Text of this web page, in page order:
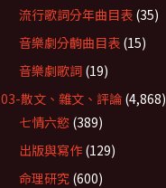
流行歌詞分年曲目表 (35)
音樂劇分齣曲目表 (15)
音樂劇歌詞 (19)
03-散文、雜文、評論 (4,868)
七情六慾 (389)
出版與寫作 (129)
命理研究 (600)